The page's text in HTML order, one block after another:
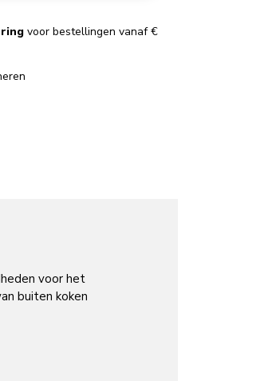
voor bestellingen vanaf €
voor het
buiten koken